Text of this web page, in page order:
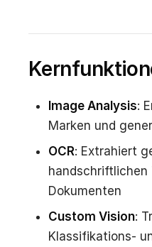
Image Analysis:
Marken und
OCR: Extrahiert
handschriftlichen
Dokumenten
Custom Vision:
Klassifikations-